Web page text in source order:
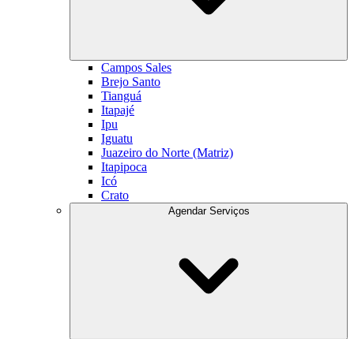
Campos Sales
Brejo Santo
Tianguá
Itapajé
Ipu
Iguatu
Juazeiro do Norte (Matriz)
Itapipoca
Icó
Crato